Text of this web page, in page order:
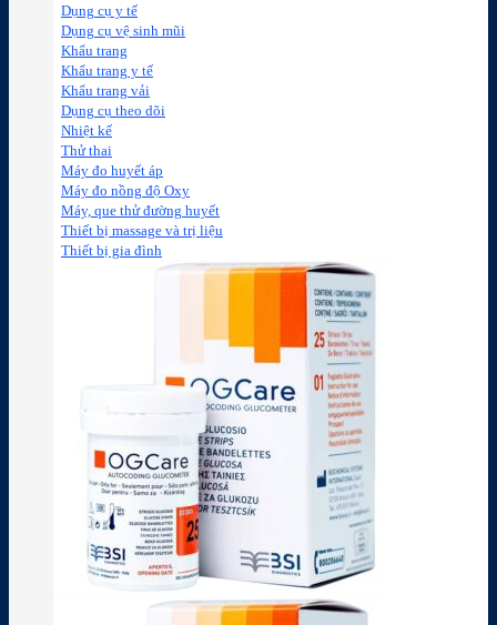
Dụng cụ y tế
Dụng cụ vệ sinh mũi
Khẩu trang
Khẩu trang y tế
Khẩu trang vải
Dụng cụ theo dõi
Nhiệt kế
Thử thai
Máy đo huyết áp
Máy đo nồng độ Oxy
Máy, que thử đường huyết
Thiết bị massage và trị liệu
Thiết bị gia đình